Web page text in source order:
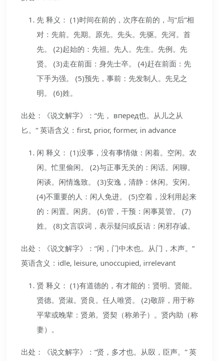
先 释义： (1)时间在前的，次序在前的，与“后”相
对：先前。先期。原先。先头。先驱。先河。首
先。 (2)起始的：先祖。先人。先生。先例。先
贤。 (3)走在前面：身先士卒。 (4)赶在前面：先
下手为强。 (5)预先，事前：先发制人。先见之
明。 (6)姓。
出处：《说文解字》：“先， вперед也。从儿之从
匕。” 英语含义：first, prior, former, in advance
闲 释义： (1)没事，没有事情做：闲着。空闲。农
闲。忙里偷闲。 (2)与正事无关的：闲话。闲聊。
闲谈。闲情逸致。 (3)安逸，清静：休闲。安闲。
(4)不重要的人：闲人免进。 (5)空着，没利用起来
的：闲置。闲房。 (6)管，干预：闲事莫管。 (7)
姓。 (8)文言叹词，表示疑问或反诘：闲邪存诚。
出处：《说文解字》：“闲，门中木也。从门，木声。”
英语含义：idle, leisure, unoccupied, irrelevant
贤 释义： (1)有道德的，有才能的：贤明。贤能。
贤德。贤淑。贤良。任人唯贤。 (2)敬辞，用于称
平辈或晚辈：贤弟。贤契（称弟子）。贤内助（称
妻）。
出处：《说文解字》：“贤，多才也。从臤，臣声。” 英